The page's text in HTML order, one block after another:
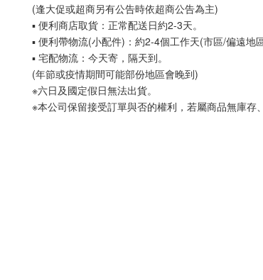
(逢大促或超商另有公告時依超商公告為主)
▪ 便利商店取貨：正常配送日約2-3天。
▪ 便利帶物流(小配件)：約2-4個工作天(市區/偏遠地區
▪ 宅配物流：今天寄，隔天到。
(年節或疫情期間可能部份地區會晚到)
※六日及國定假日無法出貨。
※本公司保留接受訂單與否的權利，若屬商品無庫